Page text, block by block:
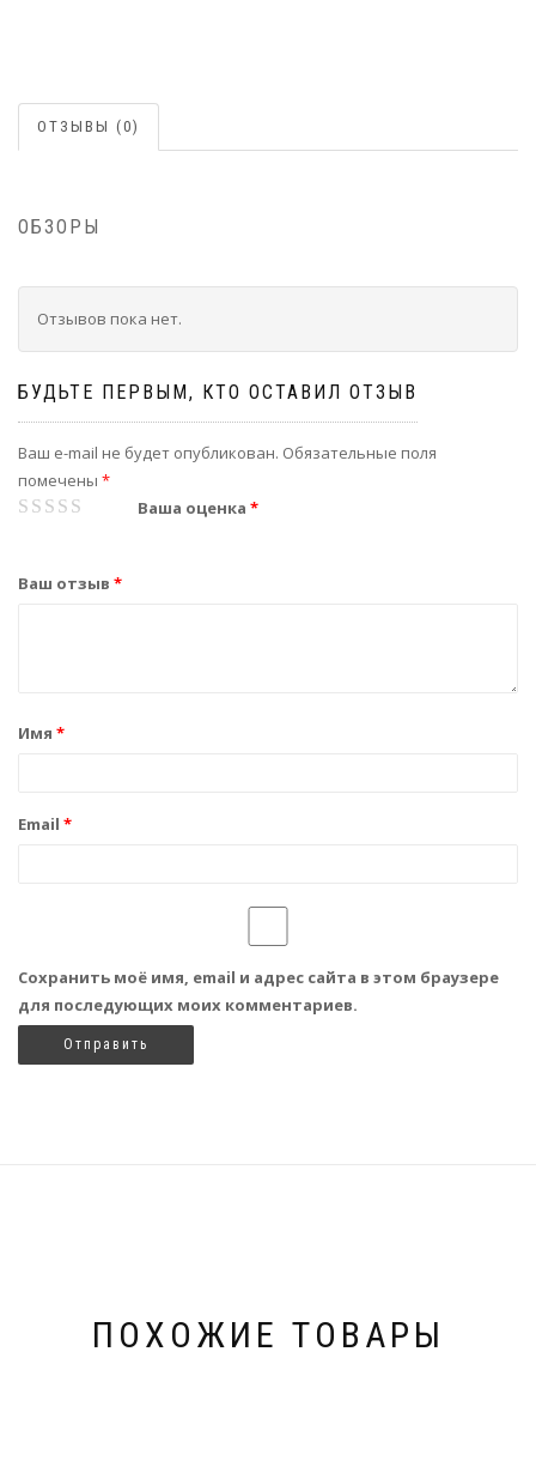
ОТЗЫВЫ (0)
ОБЗОРЫ
Отзывов пока нет.
БУДЬТЕ ПЕРВЫМ, КТО ОСТАВИЛ ОТЗЫВ
Ваш e-mail не будет опубликован. Обязательные поля
помечены *
Ваша оценка *
1
2
3
4
5
Ваш отзыв *
Имя *
Email *
Сохранить моё имя, email и адрес сайта в этом браузере
для последующих моих комментариев.
ПОХОЖИЕ ТОВАРЫ